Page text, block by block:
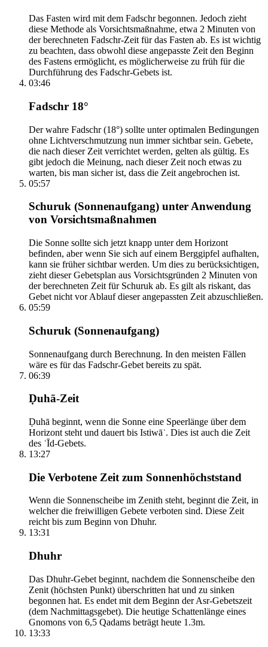
Das Fasten wird mit dem Fadschr begonnen. Jedoch zieht
diese Methode als Vorsichtsmaßnahme, etwa 2 Minuten von
der berechneten Fadschr-Zeit für das Fasten ab. Es ist wichtig
zu beachten, dass obwohl diese angepasste Zeit den Beginn
des Fastens ermöglicht, es möglicherweise zu früh für die
Durchführung des Fadschr-Gebets ist.
03:46
Fadschr 18°
Der wahre Fadschr (18°) sollte unter optimalen Bedingungen
ohne Lichtverschmutzung nun immer sichtbar sein. Gebete,
die nach dieser Zeit verrichtet werden, gelten als gültig. Es
gibt jedoch die Meinung, nach dieser Zeit noch etwas zu
warten, bis man sicher ist, dass die Zeit angebrochen ist.
05:57
Schuruk (Sonnenaufgang) unter Anwendung
von Vorsichtsmaßnahmen
Die Sonne sollte sich jetzt knapp unter dem Horizont
befinden, aber wenn Sie sich auf einem Berggipfel aufhalten,
kann sie früher sichtbar werden. Um dies zu berücksichtigen,
zieht dieser Gebetsplan aus Vorsichtsgründen 2 Minuten von
der berechneten Zeit für Schuruk ab. Es gilt als riskant, das
Gebet nicht vor Ablauf dieser angepassten Zeit abzuschließen.
05:59
Schuruk (Sonnenaufgang)
Sonnenaufgang durch Berechnung. In den meisten Fällen
wäre es für das Fadschr-Gebet bereits zu spät.
06:39
Ḍuhā-Zeit
Ḍuhā beginnt, wenn die Sonne eine Speerlänge über dem
Horizont steht und dauert bis Istiwāʾ. Dies ist auch die Zeit
des ʿĪd-Gebets.
13:27
Die Verbotene Zeit zum Sonnenhöchststand
Wenn die Sonnenscheibe im Zenith steht, beginnt die Zeit, in
welcher die freiwilligen Gebete verboten sind. Diese Zeit
reicht bis zum Beginn von Dhuhr.
13:31
Dhuhr
Das Dhuhr-Gebet beginnt, nachdem die Sonnenscheibe den
Zenit (höchsten Punkt) überschritten hat und zu sinken
begonnen hat. Es endet mit dem Beginn der Asr-Gebetszeit
(dem Nachmittagsgebet). Die heutige Schattenlänge eines
Gnomons von 6,5 Qadams beträgt heute 1.3m.
13:33